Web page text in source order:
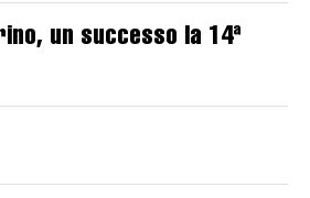
un successo la 14ª